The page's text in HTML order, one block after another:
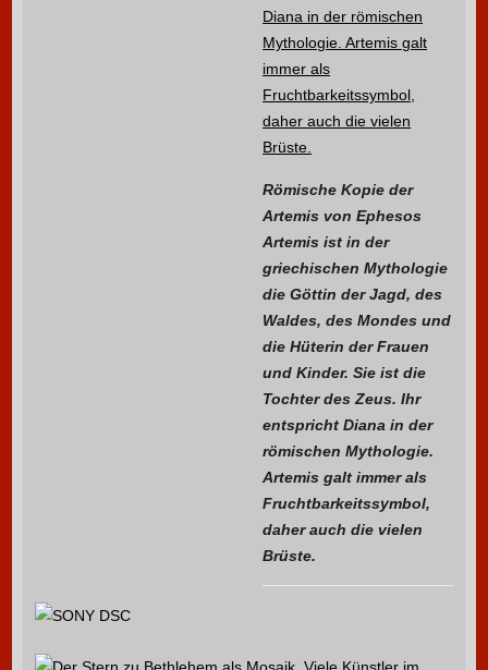
Römische Kopie der
Artemis von Ephesos
Artemis ist in der
griechischen Mythologie
die Göttin der Jagd, des
Waldes, des Mondes und
die Hüterin der Frauen
undKinder. Sie ist die
Tochterdes Zeus. Ihr
entspricht Diana in der
römischen Mythologie.
Artemis galt immer als
Fruchtbarkeitssymbol,
daher auch die vielen
Brüste.